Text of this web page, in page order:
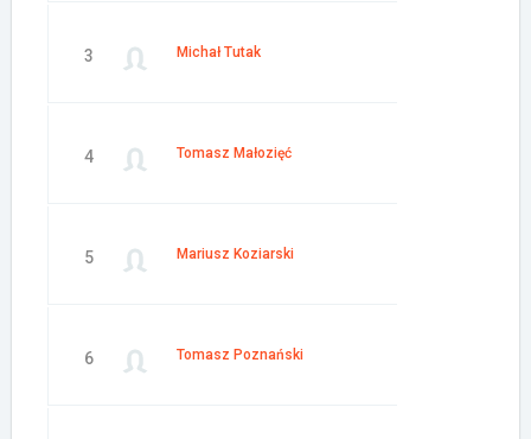
3 Michał Tutak
4 Tomasz Małozięć
5 Mariusz Koziarski
6 Tomasz Poznański